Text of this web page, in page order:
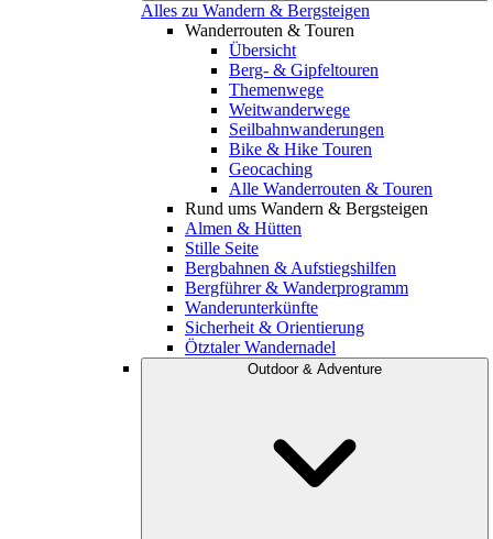
Alles zu Wandern & Bergsteigen
Wanderrouten & Touren
Übersicht
Berg- & Gipfeltouren
Themenwege
Weitwanderwege
Seilbahnwanderungen
Bike & Hike Touren
Geocaching
Alle Wanderrouten & Touren
Rund ums Wandern & Bergsteigen
Almen & Hütten
Stille Seite
Bergbahnen & Aufstiegshilfen
Bergführer & Wanderprogramm
Wanderunterkünfte
Sicherheit & Orientierung
Ötztaler Wandernadel
Outdoor & Adventure